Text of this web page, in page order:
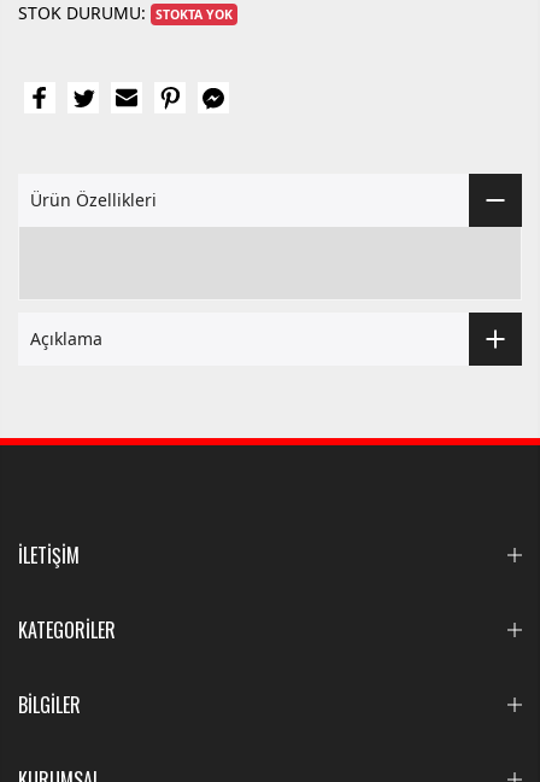
STOK DURUMU:
STOKTA YOK
Ürün Özellikleri
Açıklama
İLETİŞİM
KATEGORİLER
BİLGİLER